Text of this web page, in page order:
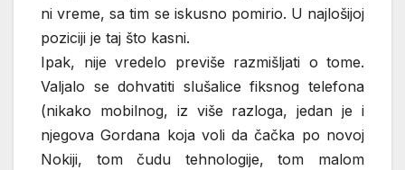
ni vreme, sa tim se iskusno pomirio. U najlošijoj
poziciji je taj što kasni.
Ipak, nije vredelo previše razmišljati o tome.
Valjalo se dohvatiti slušalice fiksnog telefona
(nikako mobilnog, iz više razloga, jedan je i
njegova Gordana koja voli da čačka po novoj
Nokiji, tom čudu tehnologije, tom malom